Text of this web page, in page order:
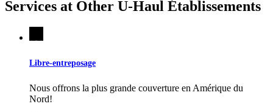
Services at Other U-Haul Établissements
Libre-entreposage
Nous offrons la plus grande couverture en Amérique du
Nord!